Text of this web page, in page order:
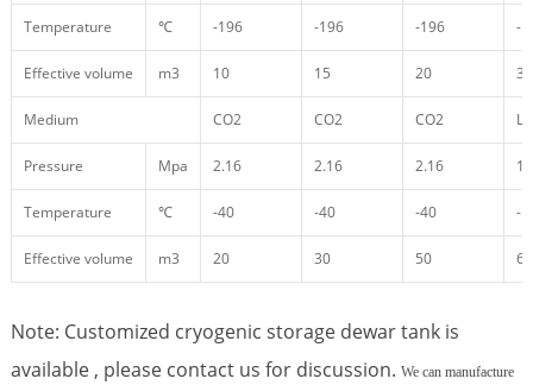
Temperature ℃ -196 -196 -196 -
Effective volume m3 10 15 20 30
Medium CO2 CO2 CO2
Pressure Mpa 2.16 2.16 2.16
Temperature ℃ -40 -40 -40 -
Effective volume m3 20 30 50 60
Note: Customized cryogenic storage dewar tank is
available , please contact us for discussion. We can manufacture